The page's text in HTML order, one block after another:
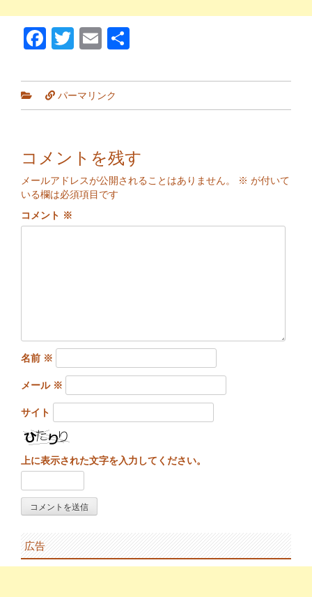
Facebook
Twitter
Email
パーマリンク
コメントを残す
メールアドレスが公開されることはありません。 ※ が付いて
いる欄は必須項目です
コメント ※
名前 ※
メール ※
サイト
上に表示された文字を入力してください。
広告